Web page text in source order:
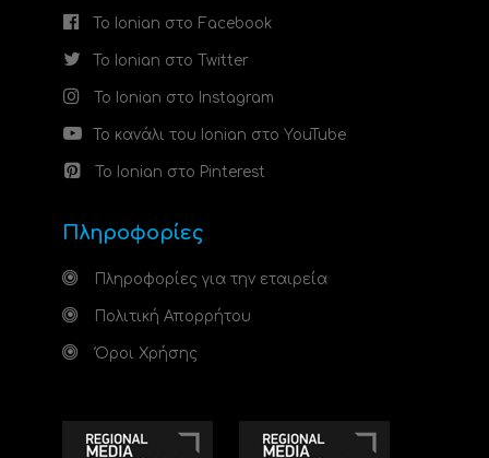
Το Ionian στο Facebook
Το Ionian στο Twitter
Το Ionian στο Instagram
Το κανάλι του Ionian στο YouTube
Το Ionian στο Pinterest
Πληροφορίες
Πληροφορίες για την εταιρεία
Πολιτική Απορρήτου
Όροι Χρήσης